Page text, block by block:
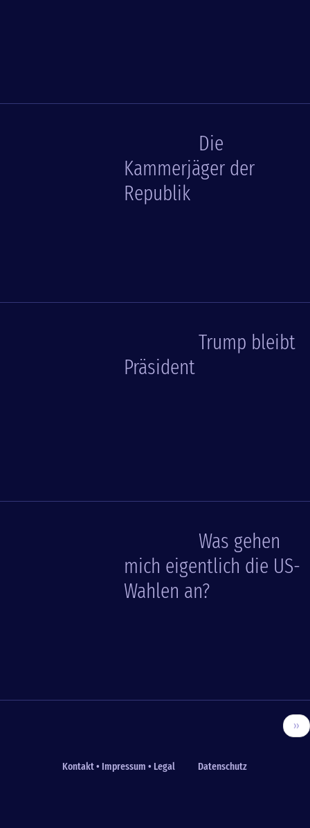
Die
Kammerjäger der
Republik
Trump bleibt
Präsident
Was gehen
mich eigentlich die US-
Wahlen an?
››
Fußzeile
Kontakt • Impressum • Legal Datenschutz